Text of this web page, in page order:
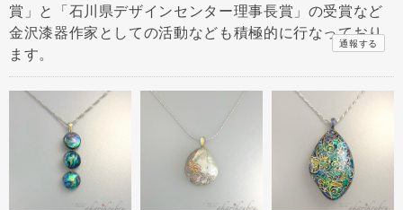
賞」と「石川県デザインセンター理事長賞」の受賞など
金沢漆器作家としての活動なども積極的に行なっており
ます。
通報する